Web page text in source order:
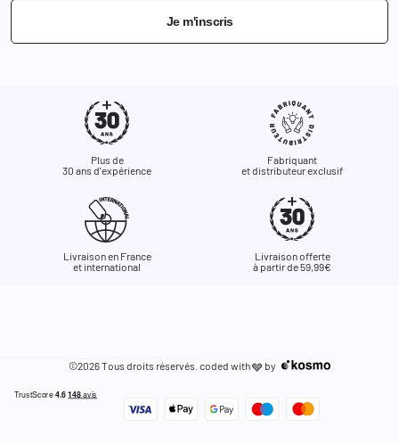
Je m'inscris
Plus de
30 ans d'expérience
Fabriquant
et distributeur exclusif
Livraison en France
et international
Livraison offerte
à partir de 59,99€
©2026 Tous droits réservés. coded with🩶 by